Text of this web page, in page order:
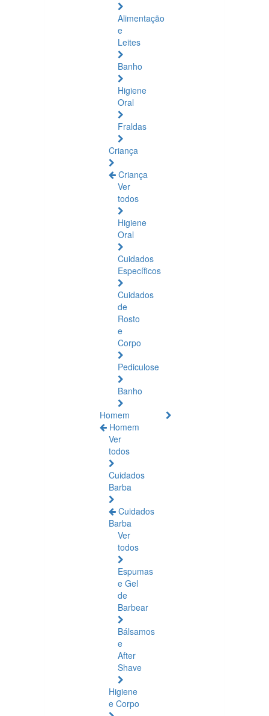
Alimentação
e
Leites
Banho
Higiene
Oral
Fraldas
Criança
Criança
Ver
todos
Higiene
Oral
Cuidados
Específicos
Cuidados
de
Rosto
e
Corpo
Pediculose
Banho
Homem
Homem
Ver
todos
Cuidados
Barba
Cuidados
Barba
Ver
todos
Espumas
e Gel
de
Barbear
Bálsamos
e
After
Shave
Higiene
e Corpo